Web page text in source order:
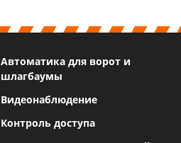
Автоматика для ворот и
шлагбаумы
Видеонаблюдение
Контроль доступа